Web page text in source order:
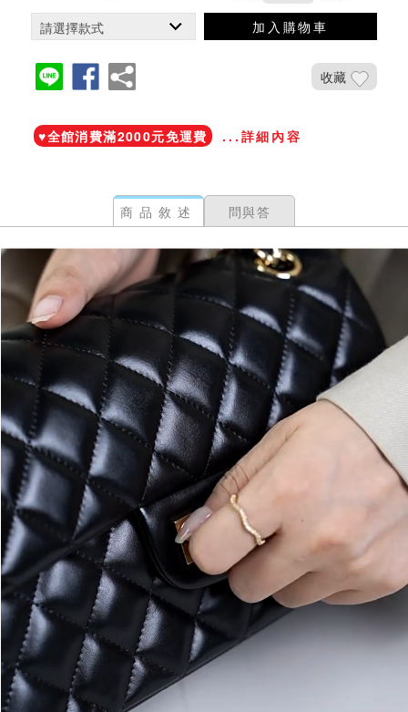
加入購物車
收藏
♥️全館消費滿2000元免運費 ...詳細內容
商品敘述 問與答